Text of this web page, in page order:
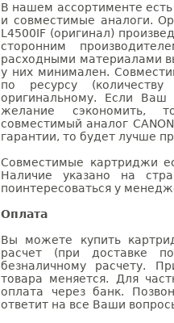
В нашем ассортименте
и совместимые аналоги.
L4500IF (оригинал)
сторонним
расходными материалами
у них минимален.
по ресурсу
оригинальному. Если
желание сэкономить,
совместимый аналог
гарантии, то будет лучше
Совместимые картриджи
Наличие указано на
поинтересоваться у
Оплата
Вы можете купить
расчет (при доставке
безналичному расчету.
товара меняется. Для
оплата через банк.
ответит на все Ваши